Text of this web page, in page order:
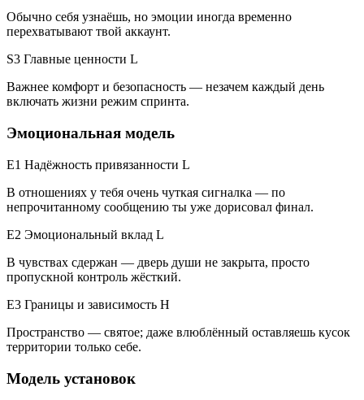
Обычно себя узнаёшь, но эмоции иногда временно
перехватывают твой аккаунт.
S3 Главные ценности L
Важнее комфорт и безопасность — незачем каждый день
включать жизни режим спринта.
Эмоциональная модель
E1 Надёжность привязанности L
В отношениях у тебя очень чуткая сигналка — по
непрочитанному сообщению ты уже дорисовал финал.
E2 Эмоциональный вклад L
В чувствах сдержан — дверь души не закрыта, просто
пропускной контроль жёсткий.
E3 Границы и зависимость H
Пространство — святое; даже влюблённый оставляешь кусок
территории только себе.
Модель установок